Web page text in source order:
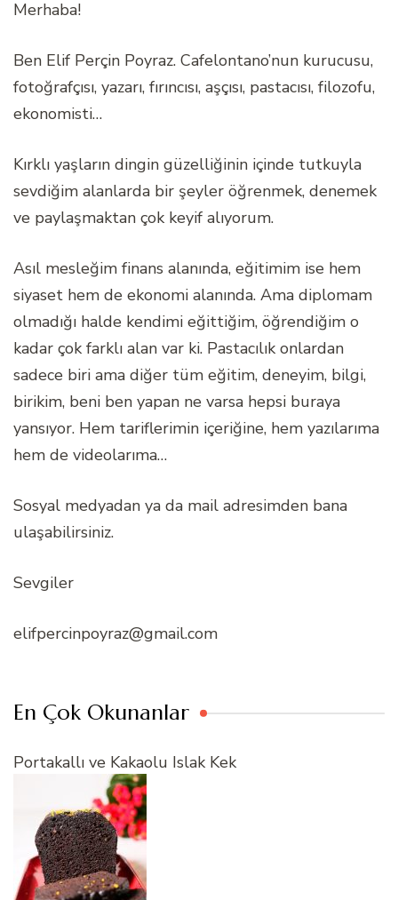
Merhaba!
Ben Elif Perçin Poyraz. Cafelontano’nun kurucusu,
fotoğrafçısı, yazarı, fırıncısı, aşçısı, pastacısı, filozofu,
ekonomisti…
Kırklı yaşların dingin güzelliğinin içinde tutkuyla
sevdiğim alanlarda bir şeyler öğrenmek, denemek
ve paylaşmaktan çok keyif alıyorum.
Asıl mesleğim finans alanında, eğitimim ise hem
siyaset hem de ekonomi alanında. Ama diplomam
olmadığı halde kendimi eğittiğim, öğrendiğim o
kadar çok farklı alan var ki. Pastacılık onlardan
sadece biri ama diğer tüm eğitim, deneyim, bilgi,
birikim, beni ben yapan ne varsa hepsi buraya
yansıyor. Hem tariflerimin içeriğine, hem yazılarıma
hem de videolarıma…
Sosyal medyadan ya da mail adresimden bana
ulaşabilirsiniz.
Sevgiler
elifpercinpoyraz@gmail.com
En Çok Okunanlar
Portakallı ve Kakaolu Islak Kek